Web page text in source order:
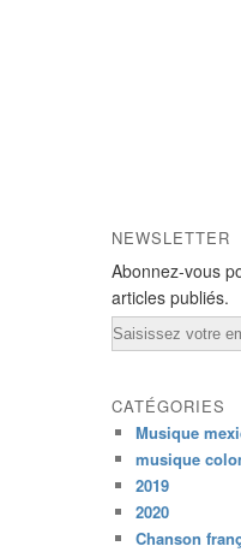
NEWSLETTER
Abonnez-vous
articles publiés.
Email
CATÉGORIES
Musique
musique
2019
2020
Chanson